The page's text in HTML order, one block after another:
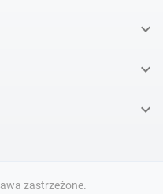



zastrzeżone.